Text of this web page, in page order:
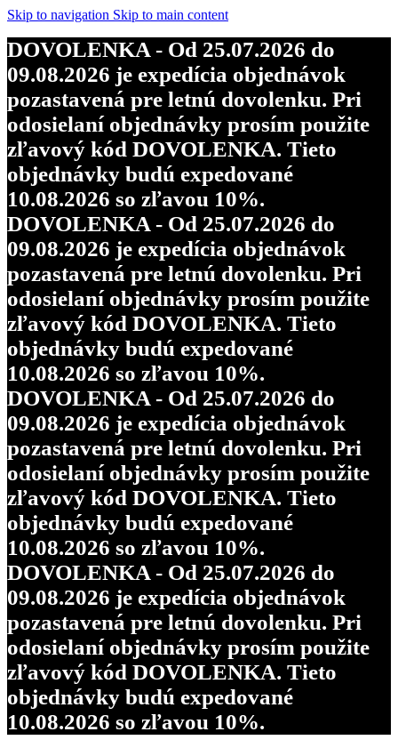
Skip to navigation Skip to main content
DOVOLENKA - Od 25.07.2026 do
09.08.2026 je expedícia objednávok
pozastavená pre letnú dovolenku. Pri
odosielaní objednávky prosím použite
zľavový kód DOVOLENKA. Tieto
objednávky budú expedované
10.08.2026 so zľavou 10%.
DOVOLENKA - Od 25.07.2026 do
09.08.2026 je expedícia objednávok
pozastavená pre letnú dovolenku. Pri
odosielaní objednávky prosím použite
zľavový kód DOVOLENKA. Tieto
objednávky budú expedované
10.08.2026 so zľavou 10%.
DOVOLENKA - Od 25.07.2026 do
09.08.2026 je expedícia objednávok
pozastavená pre letnú dovolenku. Pri
odosielaní objednávky prosím použite
zľavový kód DOVOLENKA. Tieto
objednávky budú expedované
10.08.2026 so zľavou 10%.
DOVOLENKA - Od 25.07.2026 do
09.08.2026 je expedícia objednávok
pozastavená pre letnú dovolenku. Pri
odosielaní objednávky prosím použite
zľavový kód DOVOLENKA. Tieto
objednávky budú expedované
10.08.2026 so zľavou 10%.